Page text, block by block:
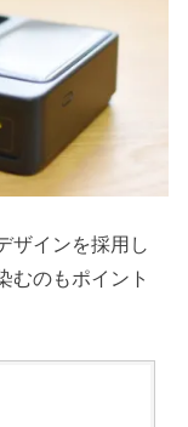
インを採用し
むのもポイント